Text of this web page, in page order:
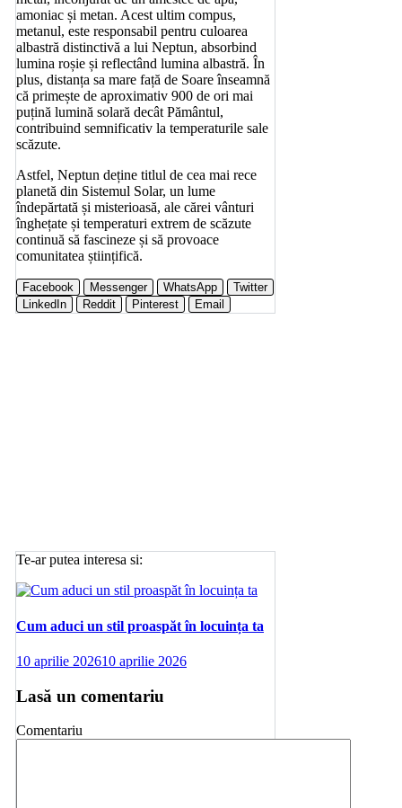
amoniac și metan. Acest ultim compus,
metanul, este responsabil pentru culoarea
albastră distinctivă a lui Neptun, absorbind
lumina roșie și reflectând lumina albastră. În
plus, distanța sa mare față de Soare înseamnă
că primește de aproximativ 900 de ori mai
puțină lumină solară decât Pământul,
contribuind semnificativ la temperaturile sale
scăzute.
Astfel, Neptun deține titlul de cea mai rece
planetă din Sistemul Solar, un lume
îndepărtată și misterioasă, ale cărei vânturi
înghețate și temperaturi extrem de scăzute
continuă să fascineze și să provoace
comunitatea științifică.
Facebook Messenger WhatsApp
Twitter
LinkedIn
Reddit Pinterest Email
Te-ar putea interesa si:
Cum aduci un stil proaspăt în locuința ta
10 aprilie 202610 aprilie 2026
Lasă un comentariu
Comentariu